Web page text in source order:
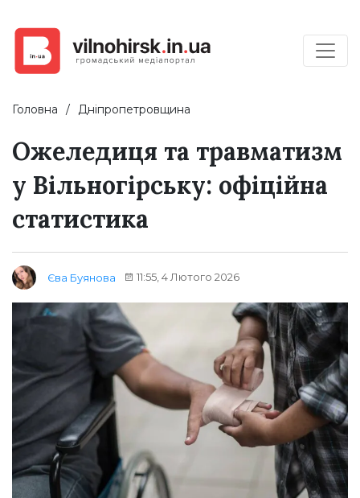
Головна Дніпропетровщина
Ожеледиця та травматизм
у Вільногірську: офіційна
статистика
Єва Буянова 11:55, 4 Лютого 2026